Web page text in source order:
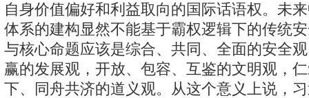
自身价值偏好和利益取向的国际话语权。未
体系的建构显然不能基于霸权逻辑下的传统
与核心命题应该是综合、共同、全面的安全
赢的发展观，开放、包容、互鉴的文明观，
下、同舟共济的道义观。从这个意义上说，